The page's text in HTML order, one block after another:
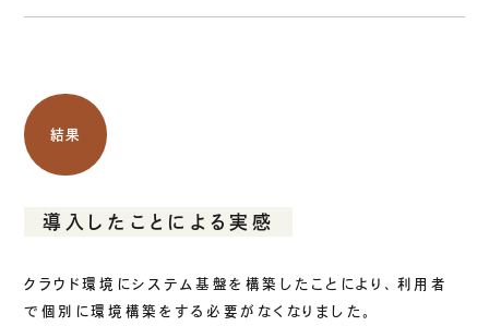
結果
導入したことによる実感
クラウド環境にシステム基盤を構築したことにより、利用者
で個別に環境構築をする必要がなくなりました。